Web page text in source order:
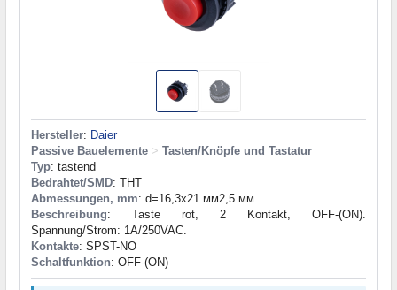
Hersteller: Daier
Passive Bauelemente > Tasten/Knöpfe und Tastatur
Typ: tastend
Bedrahtet/SMD: THT
Abmessungen, mm: d=16,3x21 мм2,5 мм
Beschreibung: Taste rot, 2 Kontakt, OFF-(ON).
Spannung/Strom: 1A/250VAC.
Kontakte: SPST-NO
Schaltfunktion: OFF-(ON)